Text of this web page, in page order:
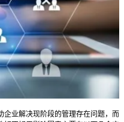
业解决现阶段的管理存在问题，而